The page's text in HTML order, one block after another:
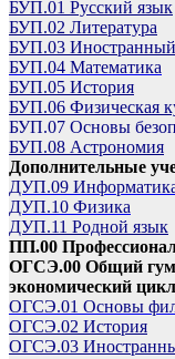
БУП.01 Русский язык
БУП.02 Литература
БУП.03
БУП.04 Математика
БУП.05 История
БУП.06 Физическая
БУП.07 Основы
БУП.08 Астрономия
Дополнительные
ДУП.09
ДУП.10 Физика
ДУП.11 Родной язык
ПП.00
ОГСЭ.00 Общий
экономический цикл
ОГСЭ.01 Основы
ОГСЭ.02 История
ОГСЭ.03